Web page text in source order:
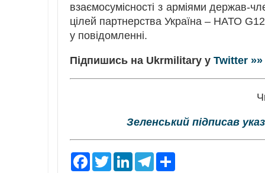
взаємосумісності з арміями держав-
цілей партнерства Україна – НАТО
у повідомленні.
Підпишись на Ukrmilitary у Twitter »»
Зеленський підписав
F
a
T
w
L
T